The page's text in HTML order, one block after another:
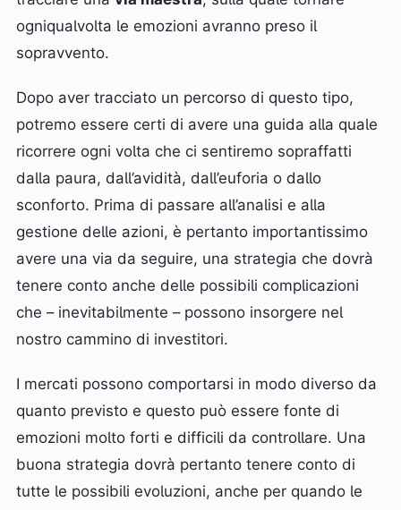
ogniqualvolta le emozioni avranno preso il
sopravvento.
Dopo aver tracciato un percorso di questo tipo,
potremo essere certi di avere una guida alla quale
ricorrere ogni volta che ci sentiremo sopraffatti
dalla paura, dall’avidità, dall’euforia o dallo
sconforto. Prima di passare all’analisi e alla
gestione delle azioni, è pertanto importantissimo
avere una via da seguire, una strategia che dovrà
tenere conto anche delle possibili complicazioni
che – inevitabilmente – possono insorgere nel
nostro cammino di investitori.
I mercati possono comportarsi in modo diverso da
quanto previsto e questo può essere fonte di
emozioni molto forti e difficili da controllare. Una
buona strategia dovrà pertanto tenere conto di
tutte le possibili evoluzioni, anche per quando le